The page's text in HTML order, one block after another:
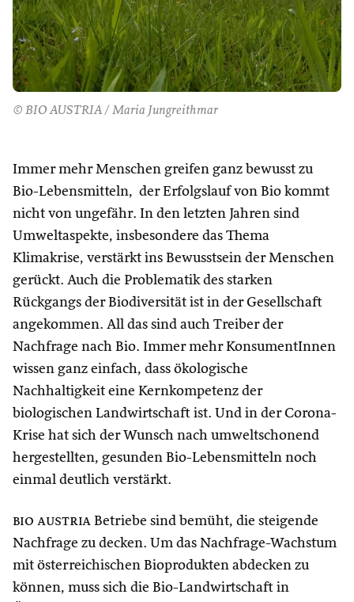
© BIO AUSTRIA / Maria Jungreithmar
Immer mehr Menschen greifen ganz bewusst zu
Bio-Lebensmitteln, der Erfolgslauf von Bio kommt
nicht von ungefähr. In den letzten Jahren sind
Umweltaspekte, insbesondere das Thema
Klimakrise, verstärkt ins Bewusstsein der Menschen
gerückt. Auch die Problematik des starken
Rückgangs der Biodiversität ist in der Gesellschaft
angekommen. All das sind auch Treiber der
Nachfrage nach Bio. Immer mehr KonsumentInnen
wissen ganz einfach, dass ökologische
Nachhaltigkeit eine Kernkompetenz der
biologischen Landwirtschaft ist. Und in der Corona-
Krise hat sich der Wunsch nach umweltschonend
hergestellten, gesunden Bio-Lebensmitteln noch
einmal deutlich verstärkt.
bio austria Betriebe sind bemüht, die steigende
Nachfrage zu decken. Um das Nachfrage-Wachstum
mit österreichischen Bioprodukten abdecken zu
können, muss sich die Bio-Landwirtschaft in